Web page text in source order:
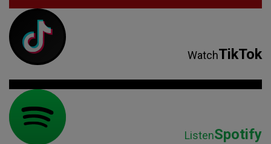
WatchTikTok
ListenSpotify